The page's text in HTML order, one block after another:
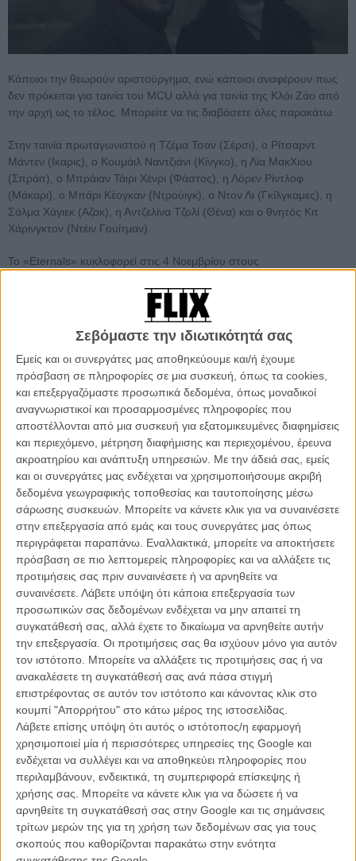
Σεβόμαστε την ιδιωτικότητά σας
Εμείς και οι συνεργάτες μας αποθηκεύουμε και/ή έχουμε
πρόσβαση σε πληροφορίες σε μια συσκευή, όπως τα cookies,
και επεξεργαζόμαστε προσωπικά δεδομένα, όπως μοναδικοί
αναγνωριστικοί και προσαρμοσμένες πληροφορίες που
αποστέλλονται από μια συσκευή για εξατομικευμένες διαφημίσεις
και περιεχόμενο, μέτρηση διαφήμισης και περιεχομένου, έρευνα
ακροατηρίου και ανάπτυξη υπηρεσιών. Με την άδειά σας, εμείς
και οι συνεργάτες μας ενδέχεται να χρησιμοποιήσουμε ακριβή
δεδομένα γεωγραφικής τοποθεσίας και ταυτοποίησης μέσω
σάρωσης συσκευών. Μπορείτε να κάνετε κλικ για να συναινέσετε
στην επεξεργασία από εμάς και τους συνεργάτες μας όπως
περιγράφεται παραπάνω. Εναλλακτικά, μπορείτε να αποκτήσετε
πρόσβαση σε πιο λεπτομερείς πληροφορίες και να αλλάξετε τις
προτιμήσεις σας πριν συναινέσετε ή να αρνηθείτε να
συναινέσετε. Λάβετε υπόψη ότι κάποια επεξεργασία των
προσωπικών σας δεδομένων ενδέχεται να μην απαιτεί τη
συγκατάθεσή σας, αλλά έχετε το δικαίωμα να αρνηθείτε αυτήν
την επεξεργασία. Οι προτιμήσεις σας θα ισχύουν μόνο για αυτόν
τον ιστότοπο. Μπορείτε να αλλάξετε τις προτιμήσεις σας ή να
ανακαλέσετε τη συγκατάθεσή σας ανά πάσα στιγμή
επιστρέφοντας σε αυτόν τον ιστότοπο και κάνοντας κλικ στο
κουμπί "Απορρήτου" στο κάτω μέρος της ιστοσελίδας.
Λάβετε επίσης υπόψη ότι αυτός ο ιστότοπος/η εφαρμογή
χρησιμοποιεί μία ή περισσότερες υπηρεσίες της Google και
ενδέχεται να συλλέγει και να αποθηκεύει πληροφορίες που
περιλαμβάνουν, ενδεικτικά, τη συμπεριφορά επίσκεψης ή
χρήσης σας. Μπορείτε να κάνετε κλικ για να δώσετε ή να
αρνηθείτε τη συγκατάθεσή σας στην Google και τις σημάνσεις
τρίτων μερών της για τη χρήση των δεδομένων σας για τους
σκοπούς που καθορίζονται παρακάτω στην ενότητα
Κάποιοι την θεωρούν αριστούργημα, ενώ κάποιοι αναφέρουν πως
δεν πρόκειται για ταινία του MCU αλλά για ταινία της Κλόι Ζάο από
την αρχή ως το τέλος. Μπορείτε να τις διαβάσετε όλες παρακάτω.
Στην ταινία πρωταγωνιστού η Τζέμα Τσαν (Σέρσι), ο Ρίτσαρντ
Μάντεν (Ικαρις), ο Κουμάιλ Ναντζιάνι (Κίνγκο), η Λία ΜακΧιου
(Σπράιτ), ο Μπράιαν Τάιρι Χένρι (Φάστος), η Λόρεν Ρίντλοφ
(Μάκαρι), ο Μπάρι Κέογκαν (Ντρούιγκ), ο Ντον Λι (Γκίλγκαμες), η
Σάλμα Χάγιεκ (Αζακ), η Αντζελίνα Τζολί (Θένα) και ο θνητός Κιτ
Χάρινγκτον (Ντέιν Γουίτμαν).
Το «Eternals» κυκλοφορεί στις 4 Νοεμβρίου στους
#Eternals, wow! A lot to unpack. If Marvel
movies are a Venn diagram — variations
within that overlap — this movie is off the
charts. Hands down the most different of any
of their films.
— Aaron Couch (@AaronCouch)October 19, 2021
Marvel’s#Eternalsis spectacularly weird &
rich w/ a new MCU mythology that makes it
feel separate from everything else. It’s
honestly refreshing. There’s a bittersweetness
to the film that you feel in its sunset shots - a
definite Chloé Zhao touch. It is soulful &
thoughtfulpic.twitter.com/pIAFAyhJ4D
— Erik Davis (@ErikDavis)October 19, 2021
#Eternalsis surprising, epic, beautiful yet
dense. It takes some big swings, sometimes
feels like a DC film (not a criticism), other